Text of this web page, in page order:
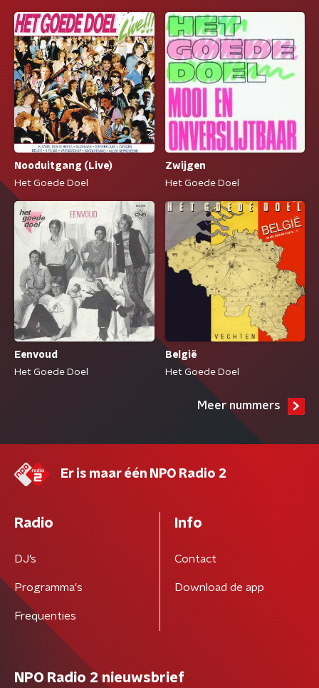
Nooduitgang (Live)
Het Goede Doel
Zwijgen
Het Goede Doel
Eenvoud
Het Goede Doel
België
Het Goede Doel
Meer nummers
Er is maar één NPO Radio 2
Radio
DJ’s
Programma's
Frequenties
Info
Contact
Download de app
NPO Radio 2 nieuwsbrief